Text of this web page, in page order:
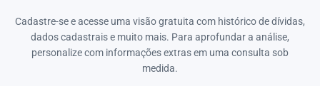
Cadastre-se e acesse uma visão gratuita com histórico de dívidas,
dados cadastrais e muito mais. Para aprofundar a análise,
personalize com informações extras em uma consulta sob
medida.